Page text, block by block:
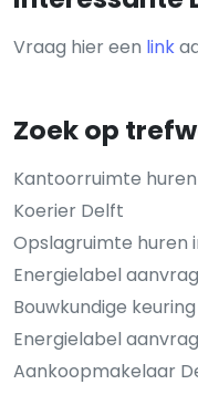
Vraag hier een link
Zoek op
Kantoorruimte
Koerier Delft
Opslagruimte huren
Energielabel
Bouwkundige
Energielabel
Aankoopmakelaar